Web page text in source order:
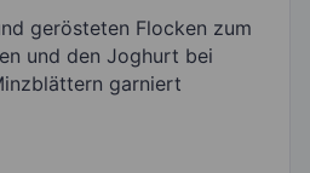
gerösteten Flocken zum
und den Joghurt bei
garniert